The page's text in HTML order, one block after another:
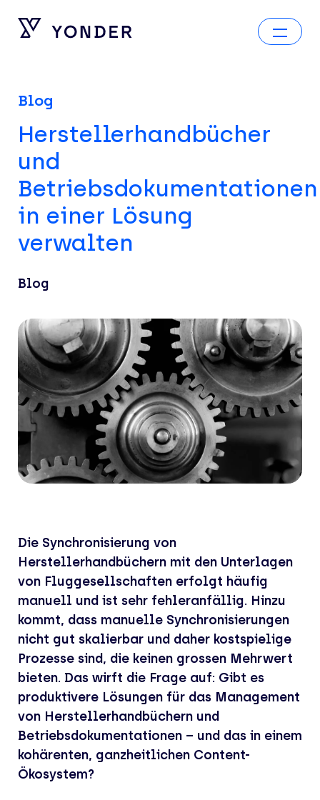
Blog
Herstellerhandbücher
und
Betriebsdokumentationen
in einer Lösung
verwalten
Blog
Die Synchronisierung von
Herstellerhandbüchern mit den Unterlagen
von Fluggesellschaften erfolgt häufig
manuell und ist sehr fehleranfällig. Hinzu
kommt, dass manuelle Synchronisierungen
nicht gut skalierbar und daher kostspielige
Prozesse sind, die keinen grossen Mehrwert
bieten. Das wirft die Frage auf: Gibt es
produktivere Lösungen für das Management
von Herstellerhandbüchern und
Betriebsdokumentationen – und das in einem
kohärenten, ganzheitlichen Content-
Ökosystem?